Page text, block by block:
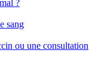
?
sang
ou une consultation